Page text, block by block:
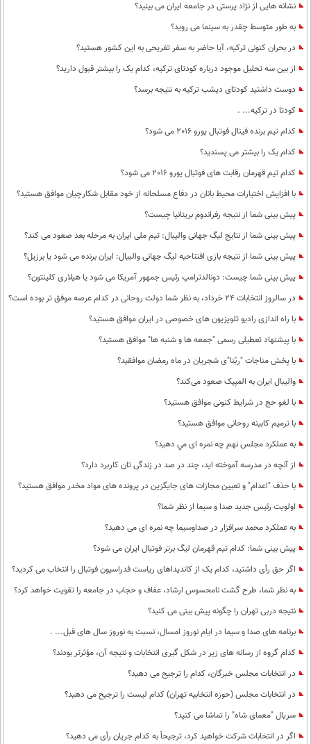
نشانه هایی از نژاد پرستی در جامعه ایران می بینید؟
به طور متوسط چقدر به سینما می روید؟
در بحران کنونی ترکیه، آیا حاضر به سفر تفریحی به این کشور هستید؟
از بین سه تحلیل موجود درباره کودتای ترکیه، کدام یک را بیشتر قبول دارید؟
دوست داشتید کودتای دیشب ترکیه به نتیجه برسد؟
کودتا در ترکیه... .
کدام تیم برنده فینال فوتبال یورو 2016 می شود؟
کدام یک را بیشتر می پسندید؟
کدام تیم قهرمان رقابت های فوتبال یورو 2016 می شود؟
با افزایش اختیارات محیط‌ بانان در دفاع مسلحانه از خود مقابل شکارچیان موافق هستید؟
پیش بینی شما از نتیجه رفراندوم بریتانیا چیست؟
پيش بينی شما از نتايج ليگ جهانی واليبال: تيم ملی ايران به مرحله بعد صعود می كند؟
پیش بینی شما از نتیجه بازی افتتاحیه لیگ جهانی والبیال: ایران برنده می شود یا برزیل؟
پیش بینی شما چیست: دونالدترامپ رئیس جمهور آمریکا می شود یا هیلاری کلینتون؟
در سالروز انتخابات 24 خرداد، به نظر شما دولت روحانی در کدام عرصه موفق تر بوده است؟
با راه اندازی رادیو تلویزیون های خصوصی در ایران موافق هستید؟
با پیشنهاد تعطیلی رسمی "جمعه ها و شنبه ها" موافق هستید؟
با پخش مناجات "ربّنا"ی شجریان در ماه رمضان موافقید؟
والیبال ایران به المپیک صعود می‌کند؟
با لغو حج در شرایط کنونی موافق هستید؟
با ترمیم کابینه روحانی موافق هستید؟
به عملكرد مجلس نهم چه نمره ای مي دهيد؟
از آنچه در مدرسه آموخته اید، چند در صد در زندگی تان کاربرد دارد؟
با حذف "اعدام" و تعیین مجازات های جایگزین در پرونده های مواد مخدر موافق هستید؟
اولویت رئیس جدید صدا و سیما از نظر شما؟
به عملکرد محمد سرافزار در صداوسیما چه نمره ای می دهید؟
پیش بینی شما: کدام تیم قهرمان لیگ برتر فوتبال ایران می شود؟
اگر حق رأی داشتید، کدام یک از کاندیداهای ریاست فدراسیون فوتبال را انتخاب می کردید؟
به نظر شما، طرح گشت نامحسوس ارشاد، عفاف و حجاب در جامعه را تقویت خواهد کرد؟
نتیجه دربی تهران را چگونه پیش بینی می کنید؟
برنامه های صدا و سیما در ایام نوروز امسال، نسبت به نوروز سال های قبل... .
کدام گروه از رسانه های زیر در شکل گیری انتخابات و نتیجه آن، مؤثرتر بودند؟
در انتخابات مجلس خبرگان، کدام را ترجیح می دهید؟
در انتخابات مجلس (حوزه انتخابیه تهران) کدام لیست را ترجیح می دهید؟
سریال "معمای شاه" را تماشا می کنید؟
اگر در انتخابات شرکت خواهید کرد، ترجیحاً به کدام جریان رأی می دهید؟